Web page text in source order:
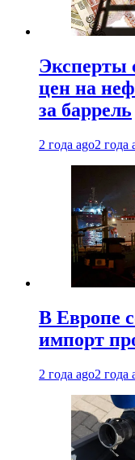
Эксперты
цен на
за баррель
2 года ago2 года
В Европе
импорт
2 года ago2 года